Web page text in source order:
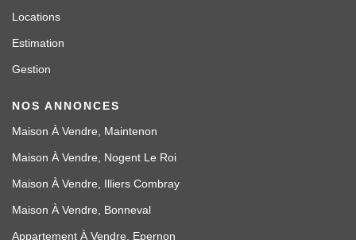
Locations
Estimation
Gestion
NOS ANNONCES
Maison À Vendre, Maintenon
Maison À Vendre, Nogent Le Roi
Maison À Vendre, Illiers Combray
Maison À Vendre, Bonneval
Appartement À Vendre, Epernon